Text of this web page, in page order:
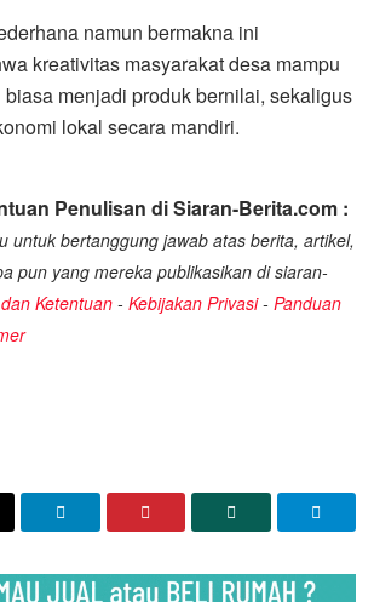
namun bermakna ini
kreativitas masyarakat desa mampu
menjadi produk bernilai, sekaligus
lokal secara mandiri.
Penulisan di Siaran-Berita.com :
untuk bertanggung jawab atas berita, artikel,
pun yang mereka publikasikan di siaran-
Ketentuan - Kebijakan Privasi- Panduan